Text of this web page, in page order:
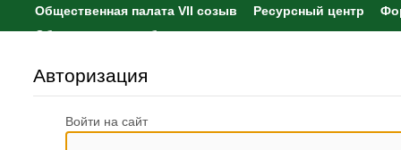
Общественная палата VII созыв
Ресурсный центр
Общественные наблюдения
Авторизация
Войти на сайт